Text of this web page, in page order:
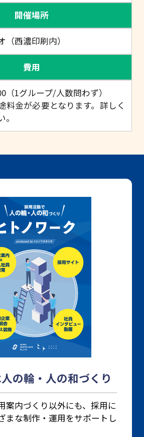
開催場所
（西濃印刷内）
費用
（1グループ/人数問わず）
金が必要となります。詳しく
の輪・人の和づくり
案内づくり以外にも、 採用に
まな制作・運用をサポートし